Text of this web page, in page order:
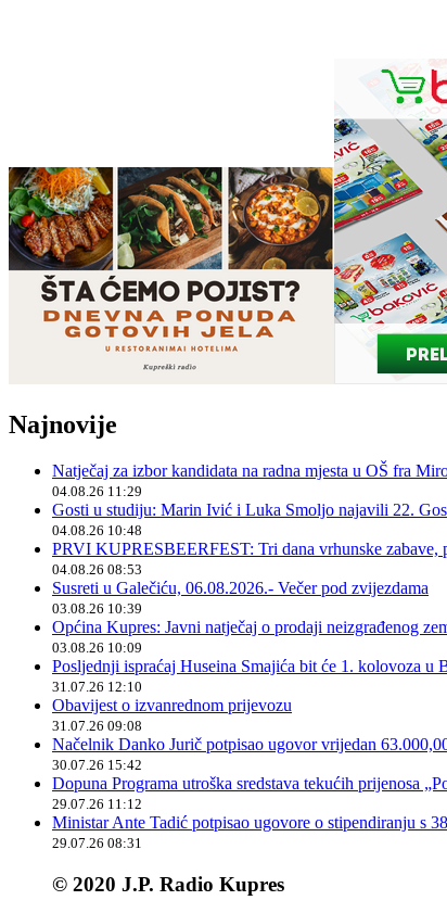
Najnovije
Natječaj za izbor kandidata na radna mjesta u OŠ fra
04.08.26 11:29
Gosti u studiju: Marin Ivić i Luka Smoljo najavili 22.
04.08.26 10:48
PRVI KUPRESBEERFEST: Tri dana vrhunske zabave,
04.08.26 08:53
Susreti u Galečiću, 06.08.2026.- Večer pod zvijezdama
03.08.26 10:39
Općina Kupres: Javni natječaj o prodaji neizgrađenog
03.08.26 10:09
Posljednji ispraćaj Huseina Smajića bit će 1. kolovoza u
31.07.26 12:10
Obavijest o izvanrednom prijevozu
31.07.26 09:08
Načelnik Danko Jurič potpisao ugovor vrijedan
30.07.26 15:42
Dopuna Programa utroška sredstava tekućih prijenosa
29.07.26 11:12
Ministar Ante Tadić potpisao ugovore o stipendiranju s
29.07.26 08:31
© 2020 J.P. Radio Kupres